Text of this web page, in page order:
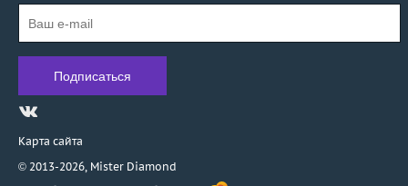
Карта сайта
© 2013-2026, Mister Diamond